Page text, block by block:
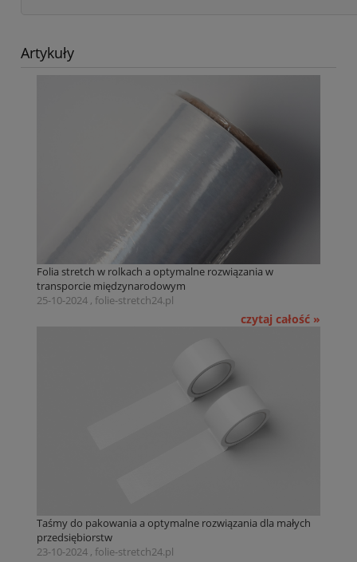
Artykuły
Folia stretch w rolkach a optymalne rozwiązania w
transporcie międzynarodowym
25-10-2024 , folie-stretch24.pl
czytaj całość »
Taśmy do pakowania a optymalne rozwiązania dla małych
przedsiębiorstw
23-10-2024 , folie-stretch24.pl